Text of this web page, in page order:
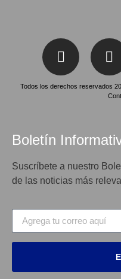
Todos los derechos reservados
Boletín
Suscríbete a nuestro
de las noticias más